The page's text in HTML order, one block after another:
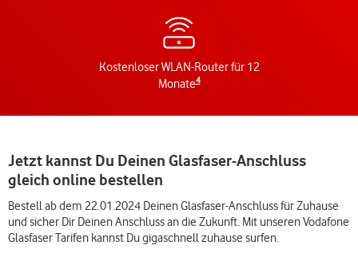
Kostenloser WLAN-Router für 12
Monate4
Jetzt kannst Du Deinen Glasfaser-Anschluss
gleich online bestellen
Bestell ab dem 22.01.2024 Deinen Glasfaser-Anschluss für Zuhause
und sicher Dir Deinen Anschluss an die Zukunft. Mit unseren Vodafone
Glasfaser Tarifen kannst Du gigaschnell zuhause surfen.